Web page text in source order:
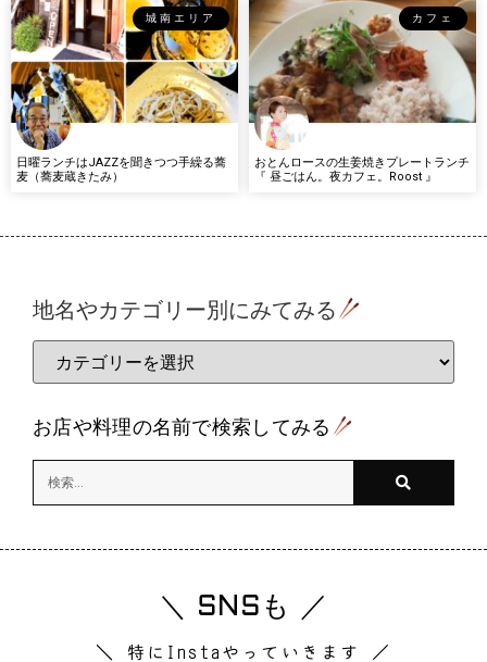
城南エリア
日曜ランチはJAZZを聞きつつ手繰る蕎
麦（蕎麦蔵きたみ）
カフェ
おとんロースの生姜焼きプレートランチ
『 昼ごはん。夜カフェ。Roost 』
地名やカテゴリー別にみてみる
お店や料理の名前で検索してみる
＼ SNSも ／
＼ 特にInstaやっていきます ／